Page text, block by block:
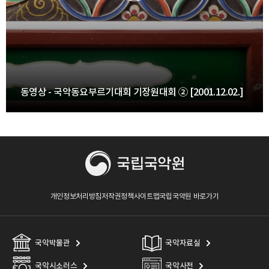
동영상 - 국악동요부르기대회 기장원대회 ② [2001.12.02.]
개인정보처리방침저작권정책사이트맵국립국악원 바로가기
국악박물관 국악자료실
국악시소러스 국악사전